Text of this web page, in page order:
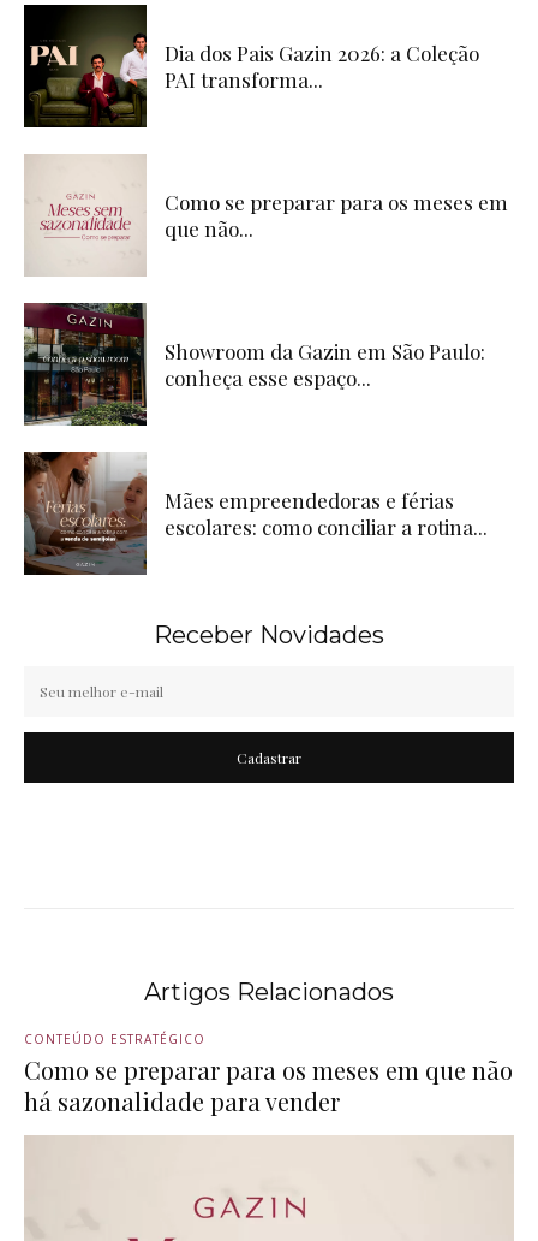
Dia dos Pais Gazin 2026: a Coleção
PAI transforma...
Como se preparar para os meses em
que não...
Showroom da Gazin em São Paulo:
conheça esse espaço...
Mães empreendedoras e férias
escolares: como conciliar a rotina...
Receber Novidades
Cadastrar
Artigos Relacionados
CONTEÚDO ESTRATÉGICO
Como se preparar para os meses em que não
há sazonalidade para vender